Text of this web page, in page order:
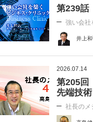
第239話
強い会社
井上
2026.07.14
第205回
先端技術
社長のメ